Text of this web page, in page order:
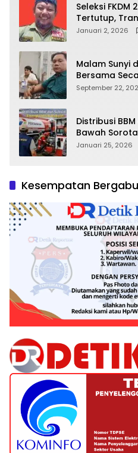
Seleksi
Tertutup,
Januari 2, 2026
Malam Sunyi
Bersama
September 22,
Distribusi
Bawah
Kepentingan
Januari 25, 2026
Kesempatan